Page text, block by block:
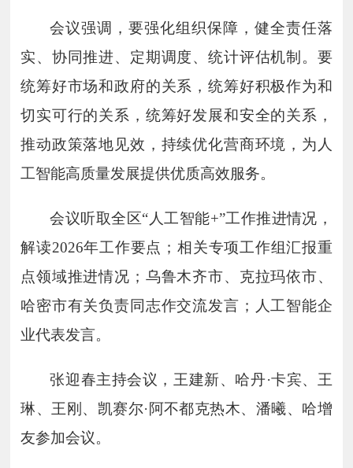
会议强调，要强化组织保障，健全责任落
实、协同推进、定期调度、统计评估机制。要
统筹好市场和政府的关系，统筹好积极作为和
切实可行的关系，统筹好发展和安全的关系，
推动政策落地见效，持续优化营商环境，为人
工智能高质量发展提供优质高效服务。
会议听取全区“人工智能+”工作推进情况，
解读2026年工作要点；相关专项工作组汇报重
点领域推进情况；乌鲁木齐市、克拉玛依市、
哈密市有关负责同志作交流发言；人工智能企
业代表发言。
张迎春主持会议，王建新、哈丹·卡宾、王
琳、王刚、凯赛尔·阿不都克热木、潘曦、哈增
友参加会议。